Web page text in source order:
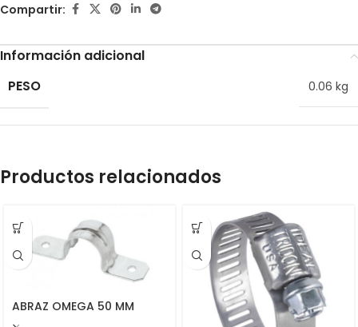
Compartir:
Información adicional
PESO
0.06 kg
Productos relacionados
ABRAZ OMEGA 50 MM